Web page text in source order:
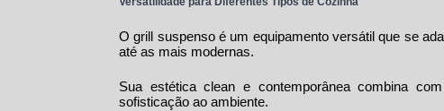
Ogrill suspensoé um equipamento versátil que se
até as mais modernas.
Sua estética clean e contemporânea combina
sofisticação ao ambiente.